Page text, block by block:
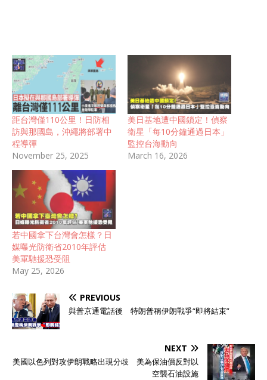
距台灣僅110公里！日防相
訪與那國島，沖繩將部署中
程導彈
November 25, 2025
美日基地遭中國鎖定！偵察
衛星「每10分鐘通過日本」
監控台海動向
March 16, 2026
若中國拿下台灣會怎樣？日
媒曝光防衛省2010年評估
美軍馳援恐受阻
May 25, 2026
PREVIOUS
與普京通電話後 特朗普稱伊朗戰爭“即將結束”
NEXT
美國以色列對攻伊朗戰略出現分歧 美為保油價反對以
空襲石油設施